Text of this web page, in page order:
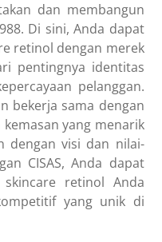
dan membangun
Di sini, Anda dapat
retinol dengan merek
pentingnya identitas
pelanggan.
bekerja sama dengan
yang menarik
dengan visi dan nilai-
CISAS, Anda dapat
retinol Anda
yang unik di